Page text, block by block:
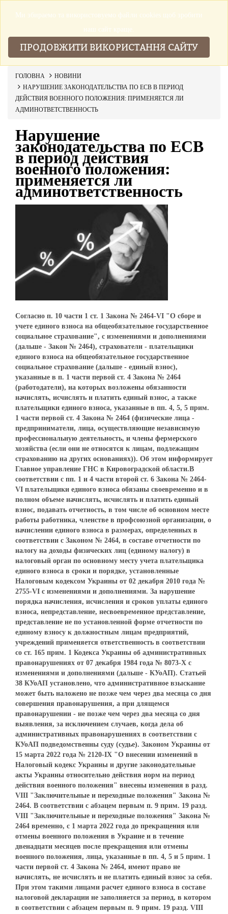
ГОЛОВНА
НОВИНИ
НАРУШЕНИЕ ЗАКОНОДАТЕЛЬСТВА ПО ЕСВ В ПЕРИОД
ДЕЙСТВИЯ ВОЕННОГО ПОЛОЖЕНИЯ: ПРИМЕНЯЕТСЯ ЛИ
АДМИНОТВЕТСТВЕННОСТЬ
Нарушение
законодательства по ЕСВ
в период действия
военного положения:
применяется ли
админответственность
Согласно п. 10 части 1 ст. 1 Закона № 2464-VI "О сборе и
учете единого взноса на общеобязательное государственное
социальное страхование", с изменениями и дополнениями
(дальше - Закон № 2464), страхователи - плательщики
единого взноса на общеобязательное государственное
социальное страхование (дальше - единый взнос),
указанные в п. 1 части первой ст. 4 Закона № 2464
(работодатели), на которых возложены обязанности
начислять, исчислять и платить единый взнос, а также
плательщики единого взноса, указанные в пп. 4, 5, 5 прим.
1 части первой ст. 4 Закона № 2464 (физические лица -
предприниматели, лица, осуществляющие независимую
профессиональную деятельность, и члены фермерского
хозяйства (если они не относятся к лицам, подлежащим
страхованию на других основаниях)). Об этом информирует
Главное управление ГНС в Кировоградской области.В
соответствии с пп. 1 и 4 части второй ст. 6 Закона № 2464-
VI плательщики единого взноса обязаны своевременно и в
полном объеме начислять, исчислять и платить единый
взнос, подавать отчетность, в том числе об основном месте
работы работника, членстве в профсоюзной организации, о
начислении единого взноса в размерах, определенных в
соответствии с Законом № 2464, в составе отчетности по
налогу на доходы физических лиц (единому налогу) в
налоговый орган по основному месту учета плательщика
единого взноса в сроки и порядке, установленные
Налоговым кодексом Украины от 02 декабря 2010 года №
2755-VI с изменениями и дополнениями. За нарушение
порядка начисления, исчисления и сроков уплаты единого
взноса, непредставление, несвоевременное представление,
представление не по установленной форме отчетности по
единому взносу к должностным лицам предприятий,
учреждений применяется ответственность в соответствии
со ст. 165 прим. 1 Кодекса Украины об административных
правонарушениях от 07 декабря 1984 года № 8073-Х с
изменениями и дополнениями (дальше - КУоАП). Статьей
38 КУоАП установлено, что административное взыскание
может быть наложено не позже чем через два месяца со дня
совершения правонарушения, а при длящемся
правонарушении - не позже чем через два месяца со дня
выявления, за исключением случаев, когда дела об
административных правонарушениях в соответствии с
КУоАП подведомственны суду (судье). Законом Украины от
15 марта 2022 года № 2120-IХ "О внесении изменений в
Налоговый кодекс Украины и другие законодательные
акты Украины относительно действия норм на период
действия военного положения" внесены изменения в разд.
VIII "Заключительные и переходные положения" Закона №
2464. В соответствии с абзацем первым п. 9 прим. 19 разд.
VIII "Заключительные и переходные положения" Закона №
2464 временно, с 1 марта 2022 года до прекращения или
отмены военного положения в Украине и в течение
двенадцати месяцев после прекращения или отмены
военного положения, лица, указанные в пп. 4, 5 и 5 прим. 1
части первой ст. 4 Закона № 2464, имеют право не
начислять, не исчислять и не платить единый взнос за себя.
При этом такими лицами расчет единого взноса в составе
налоговой декларации не заполняется за период, в котором
в соответствии с абзацем первым п. 9 прим. 19 разд. VIII
Ми збираемо та використовуемо файли cookies щоб зробити
наш сайт краще.
ПРОДОВЖИТИ ВИКОРИСТАННЯ САЙТУ